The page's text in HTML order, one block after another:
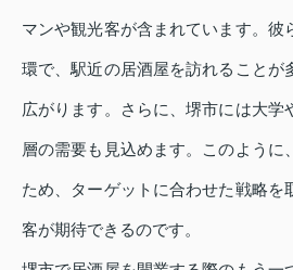
マンや観光客が含まれています。彼
環で、駅近の居酒屋を訪れることが
広がります。さらに、堺市には大学
層の需要も見込めます。このように
ため、ターゲットに合わせた戦略を
客が期待できるのです。